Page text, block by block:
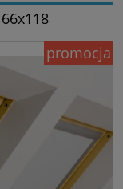
promocja